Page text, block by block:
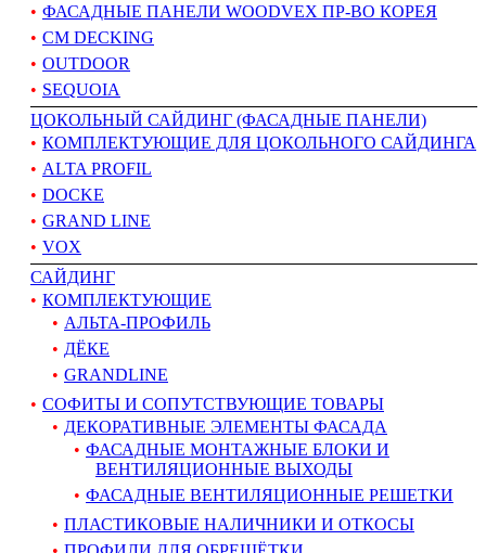
ФАСАДНЫЕ ПАНЕЛИ WOODVEX ПР-ВО КОРЕЯ
CM DECKING
OUTDOOR
SEQUOIA
ЦОКОЛЬНЫЙ САЙДИНГ (ФАСАДНЫЕ ПАНЕЛИ)
КОМПЛЕКТУЮЩИЕ ДЛЯ ЦОКОЛЬНОГО САЙДИНГА
ALTA PROFIL
DOCKE
GRAND LINE
VOX
САЙДИНГ
КОМПЛЕКТУЮЩИЕ
АЛЬТА-ПРОФИЛЬ
ДЁКЕ
GRANDLINE
СОФИТЫ И СОПУТСТВУЮЩИЕ ТОВАРЫ
ДЕКОРАТИВНЫЕ ЭЛЕМЕНТЫ ФАСАДА
ФАСАДНЫЕ МОНТАЖНЫЕ БЛОКИ И
ВЕНТИЛЯЦИОННЫЕ ВЫХОДЫ
ФАСАДНЫЕ ВЕНТИЛЯЦИОННЫЕ РЕШЕТКИ
ПЛАСТИКОВЫЕ НАЛИЧНИКИ И ОТКОСЫ